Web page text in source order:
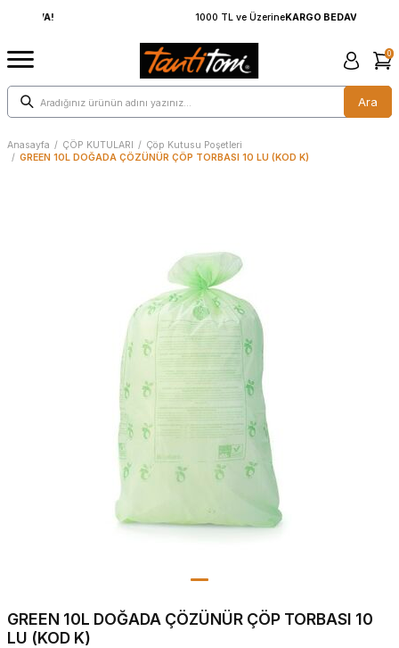
1000 TL ve ÜzerineKARGO BEDAVA!
Ara
0
Anasayfa / ÇÖP KUTULARI / Çöp Kutusu Poşetleri
/ GREEN 10L DOĞADA ÇÖZÜNÜR ÇÖP TORBASI 10 LU (KOD K)
GREEN 10L DOĞADA ÇÖZÜNÜR ÇÖP TORBASI 10
LU (KOD K)